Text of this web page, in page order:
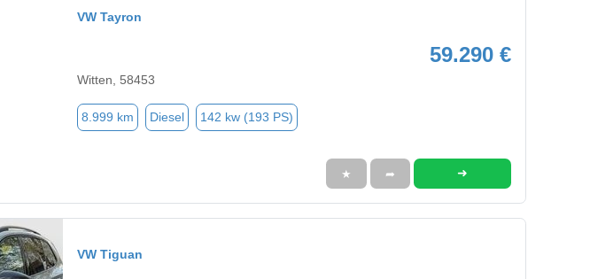
VW Tayron
59.290 €
Witten, 58453
8.999 km Diesel 142 kw (193 PS)
★ ➦ ➜
VW Tiguan